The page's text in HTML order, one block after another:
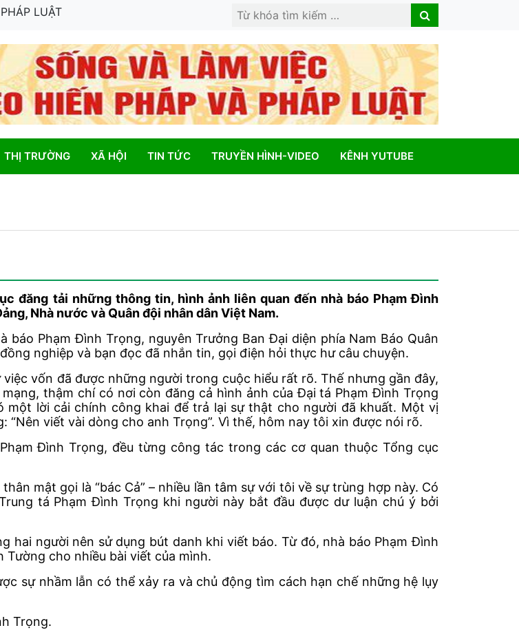
LUẬT
Search
Search
THỊ TRƯỜNG XÃ HỘI TIN TỨC TRUYỀN HÌNH-VIDEO KÊNH YUTUBE
đăng tải những thông tin, hình ảnh liên quan đến nhà báo Phạm Đình
Nhà nước và Quân đội nhân dân Việt Nam.
Phạm Đình Trọng, nguyên Trưởng Ban Đại diện phía Nam Báo Quân
nghiệp và bạn đọc đã nhắn tin, gọi điện hỏi thực hư câu chuyện.
vốn đã được những người trong cuộc hiểu rất rõ. Thế nhưng gần đây,
thậm chí có nơi còn đăng cả hình ảnh của Đại tá Phạm Đình Trọng
một lời cải chính công khai để trả lại sự thật cho người đã khuất. Một vị
viết vài dòng cho anh Trọng”. Vì thế, hôm nay tôi xin được nói rõ.
Đình Trọng, đều từng công tác trong các cơ quan thuộc Tổng cục
mật gọi là “bác Cả” – nhiều lần tâm sự với tôi về sự trùng hợp này. Có
tá Phạm Đình Trọng khi người này bắt đầu được dư luận chú ý bởi
hai người nên sử dụng bút danh khi viết báo. Từ đó, nhà báo Phạm Đình
Tường cho nhiều bài viết của mình.
sự nhầm lẫn có thể xảy ra và chủ động tìm cách hạn chế những hệ lụy
Trọng.